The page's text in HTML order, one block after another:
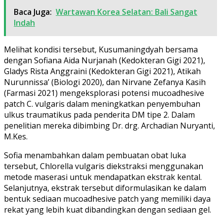
Baca Juga: Wartawan Korea Selatan: Bali Sangat
Indah
Melihat kondisi tersebut, Kusumaningdyah bersama
dengan Sofiana Aida Nurjanah (Kedokteran Gigi 2021),
Gladys Rista Anggraini (Kedokteran Gigi 2021), Atikah
Nurunnissa’ (Biologi 2020), dan Nirvane Zefanya Kasih
(Farmasi 2021) mengeksplorasi potensi mucoadhesive
patch C. vulgaris dalam meningkatkan penyembuhan
ulkus traumatikus pada penderita DM tipe 2. Dalam
penelitian mereka dibimbing Dr. drg. Archadian Nuryanti,
M.Kes.
Sofia menambahkan dalam pembuatan obat luka
tersebut, Chlorella vulgaris diekstraksi menggunakan
metode maserasi untuk mendapatkan ekstrak kental.
Selanjutnya, ekstrak tersebut diformulasikan ke dalam
bentuk sediaan mucoadhesive patch yang memiliki daya
rekat yang lebih kuat dibandingkan dengan sediaan gel.